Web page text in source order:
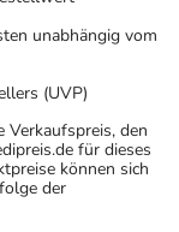
unabhängig vom
(UVP)
Verkaufspreis, den
für dieses
können sich
der